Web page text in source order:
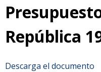
República
Descarga el documento